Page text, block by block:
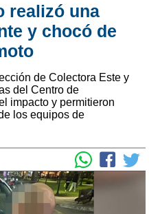
realizó una
y chocó de
de Colectora Este y
del Centro de
impacto y permitieron
los equipos de